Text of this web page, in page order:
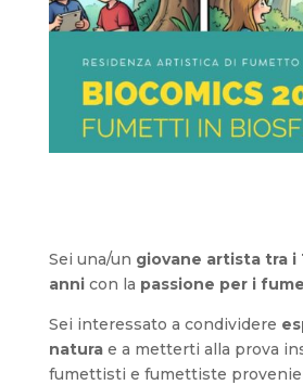
Sei una/un giovane artista tra i
anni con la passione per i
Sei interessato a condividere
natura e a metterti alla prova
fumettisti e fumettiste